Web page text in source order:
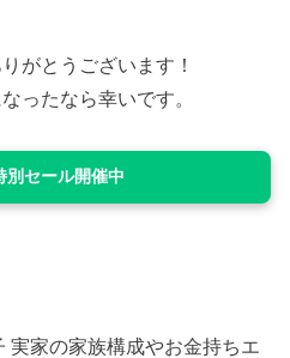
がとうございます！
ったなら幸いです。
セール開催中
実家の家族構成やお金持ちエ